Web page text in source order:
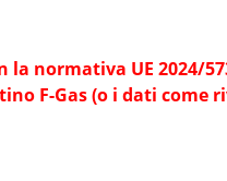
la normativa UE 2024/
F-Gas (o i dati